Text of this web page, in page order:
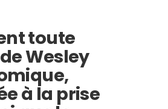
toute
Wesley
à la prise